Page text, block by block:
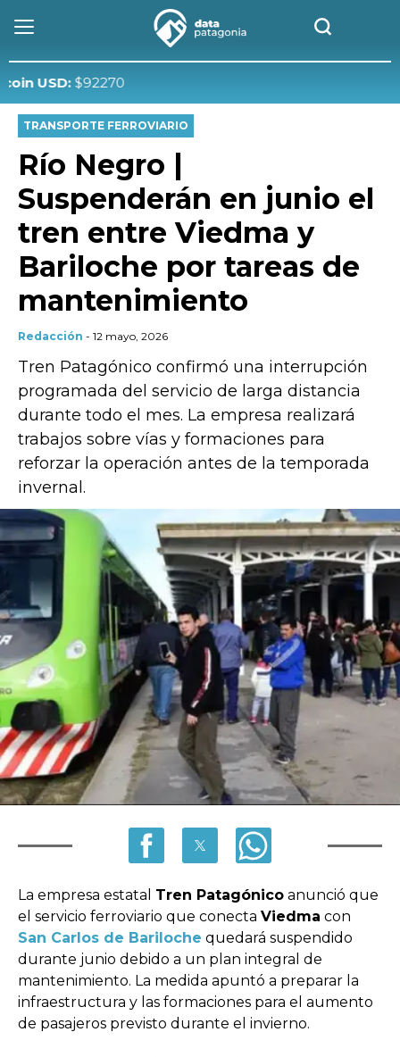
$92270
TRANSPORTE FERROVIARIO
Río Negro |
Suspenderán en junio el
tren entre Viedma y
Bariloche por tareas de
mantenimiento
Redacción - 12 mayo, 2026
Tren Patagónico confirmó una interrupción
programada del servicio de larga distancia
durante todo el mes. La empresa realizará
trabajos sobre vías y formaciones para
reforzar la operación antes de la temporada
invernal.
La empresa estatal Tren Patagónico anunció que
el servicio ferroviario que conecta Viedma con
San Carlos de Bariloche quedará suspendido
durante junio debido a un plan integral de
mantenimiento. La medida apuntó a preparar la
infraestructura y las formaciones para el aumento
de pasajeros previsto durante el invierno.